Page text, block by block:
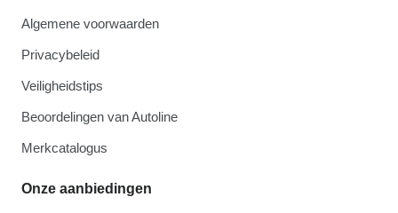
Algemene voorwaarden
Privacybeleid
Veiligheidstips
Beoordelingen van Autoline
Merkcatalogus
Onze aanbiedingen